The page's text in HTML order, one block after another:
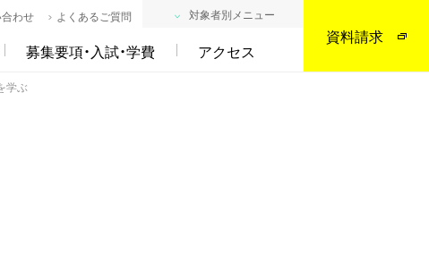
資料請求
募集要項・入試・学費 アクセス
わせ よくあるご質問 対象者別メニュー
学ぶ